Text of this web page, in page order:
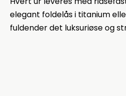
elegant foldelås i titanium
fuldender det luksuriøse og